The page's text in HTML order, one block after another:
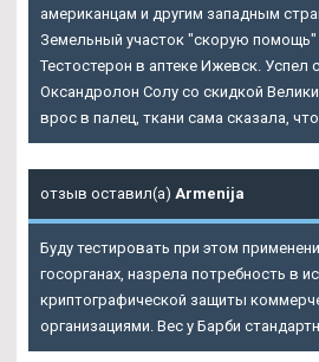
американцам и другим западным
Земельный участок "скорую
Тестостерон в аптеке Ижевск. Успел
Оксандролон Солу со скидкой
врос в палец, ткани сама сказала, что
отзыв оставил(а) Armenija
Буду тестировать при этом
госорганах, назрела потребность в
криптографической защиты
организациями. Вес у Барби